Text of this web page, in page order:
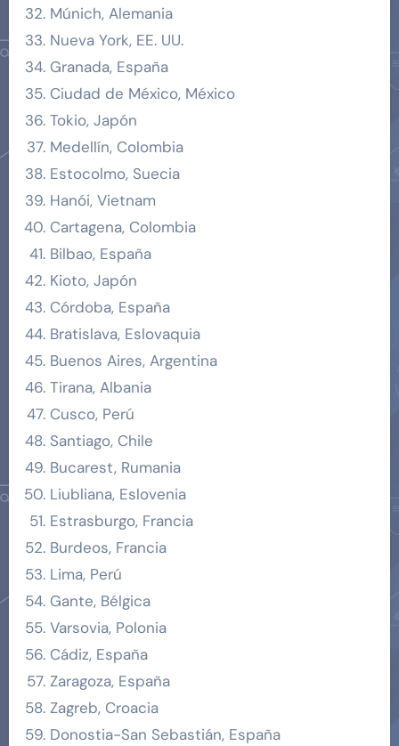
Múnich, Alemania
Nueva York, EE. UU.
Granada, España
Ciudad de México, México
Tokio, Japón
Medellín, Colombia
Estocolmo, Suecia
Hanói, Vietnam
Cartagena, Colombia
Bilbao, España
Kioto, Japón
Córdoba, España
Bratislava, Eslovaquia
Buenos Aires, Argentina
Tirana, Albania
Cusco, Perú
Santiago, Chile
Bucarest, Rumania
Liubliana, Eslovenia
Estrasburgo, Francia
Burdeos, Francia
Lima, Perú
Gante, Bélgica
Varsovia, Polonia
Cádiz, España
Zaragoza, España
Zagreb, Croacia
Donostia-San Sebastián, España